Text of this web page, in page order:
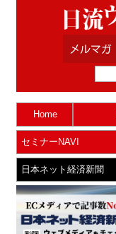
Home
セミナーNAVI
日本ネット経済新聞